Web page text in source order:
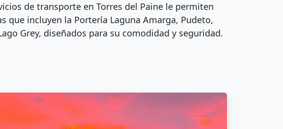
de transporte en Torres del Paine le permiten
que incluyen la Portería Laguna Amarga, Pudeto,
Grey, diseñados para su comodidad y seguridad.